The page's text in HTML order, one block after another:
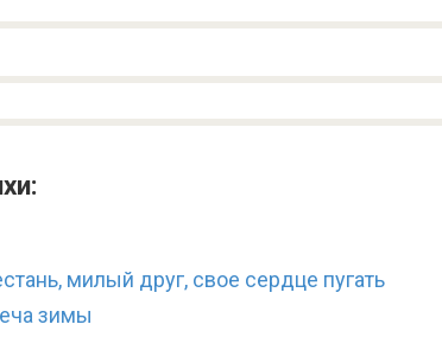
милый друг, свое сердце пугать
зимы